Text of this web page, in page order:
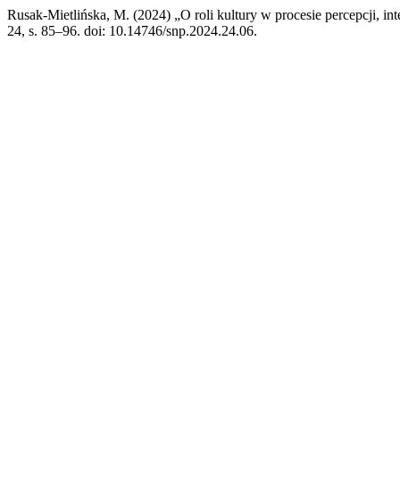
Rusak-Mietlińska, M. (2024) „O roli kultury w procesie percepcji,
24, s. 85–96. doi: 10.14746/snp.2024.24.06.